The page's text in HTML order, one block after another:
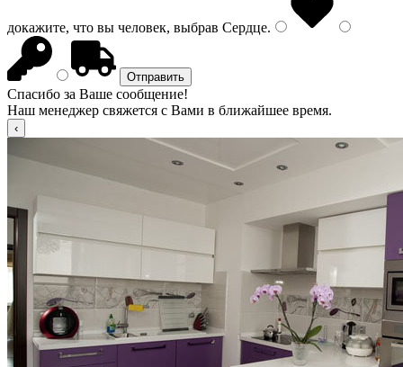
докажите, что вы человек, выбрав Сердце.
Спасибо за Ваше сообщение!
Наш менеджер свяжется с Вами в ближайшее время.